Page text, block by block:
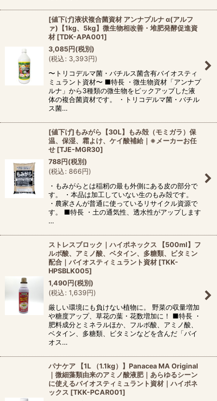
[値下げ]液状複合菌資材 アンナプルナ α(アルフ
ァ)【1kg、5kg】微生物相改善・堆肥発酵促進資
材 [TDK-APA001]
3,085円(税別)
(税込: 3,393円)
〜トリコデルマ菌・バチルス菌含有バイオスティ
ミュラント資材〜 ■特長 ・微生物資材「アンナプ
ルナ」から3種類の微生物をピックアップした液
体の複合菌資材です。 ・トリコデルマ菌・バチル
ス菌…
[値下げ]もみがら【30L】もみ殻（モミガラ）保
温、保湿、霜よけ、ケイ酸補給｜※メーカーお任
せ [TJE-MGR30]
788円(税別)
(税込: 866円)
・もみがらとは稲籾の最も外側にある皮の部分で
す。 ・本品は加工していない生のもみ殻です。
・農家さんが普通に使っているリサイクル資源で
す。 ■特長 ・土の通気性、透水性がアップします
…
ストレスブロック｜ハイポネックス 【500ml】フ
ルボ酸、アミノ酸、ベタイン、多糖類、ビタミン
配合｜バイオスティミュラント資材 [TKK-
HPSBLK005]
1,490円(税別)
(税込: 1,639円)
厳しい環境にも負けない植物に。 野菜の収量増加
や糖度アップ、草花の葉・花数増加に！ ■特長 ・
肥料成分とミネラルほか、フルボ酸、アミノ酸、
ベタイン、多糖類、ビタミンなどを含んだ「バイ
オス…
パナケア 【1L （1.1kg）】Panacea MA Original
｜微細藻類由来のアミノ酸液肥｜あらゆるシーン
に使えるバイオスティミュラント資材｜ハイポネ
ックス [TKK-PCAR001]